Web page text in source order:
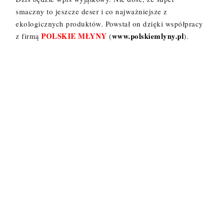
smaczny to jeszcze deser i co najważniejsze z
ekologicznych produktów. Powstał on dzięki współpracy
z firmąPOLSKIE MŁYNY (www.polskiemlyny.pl).